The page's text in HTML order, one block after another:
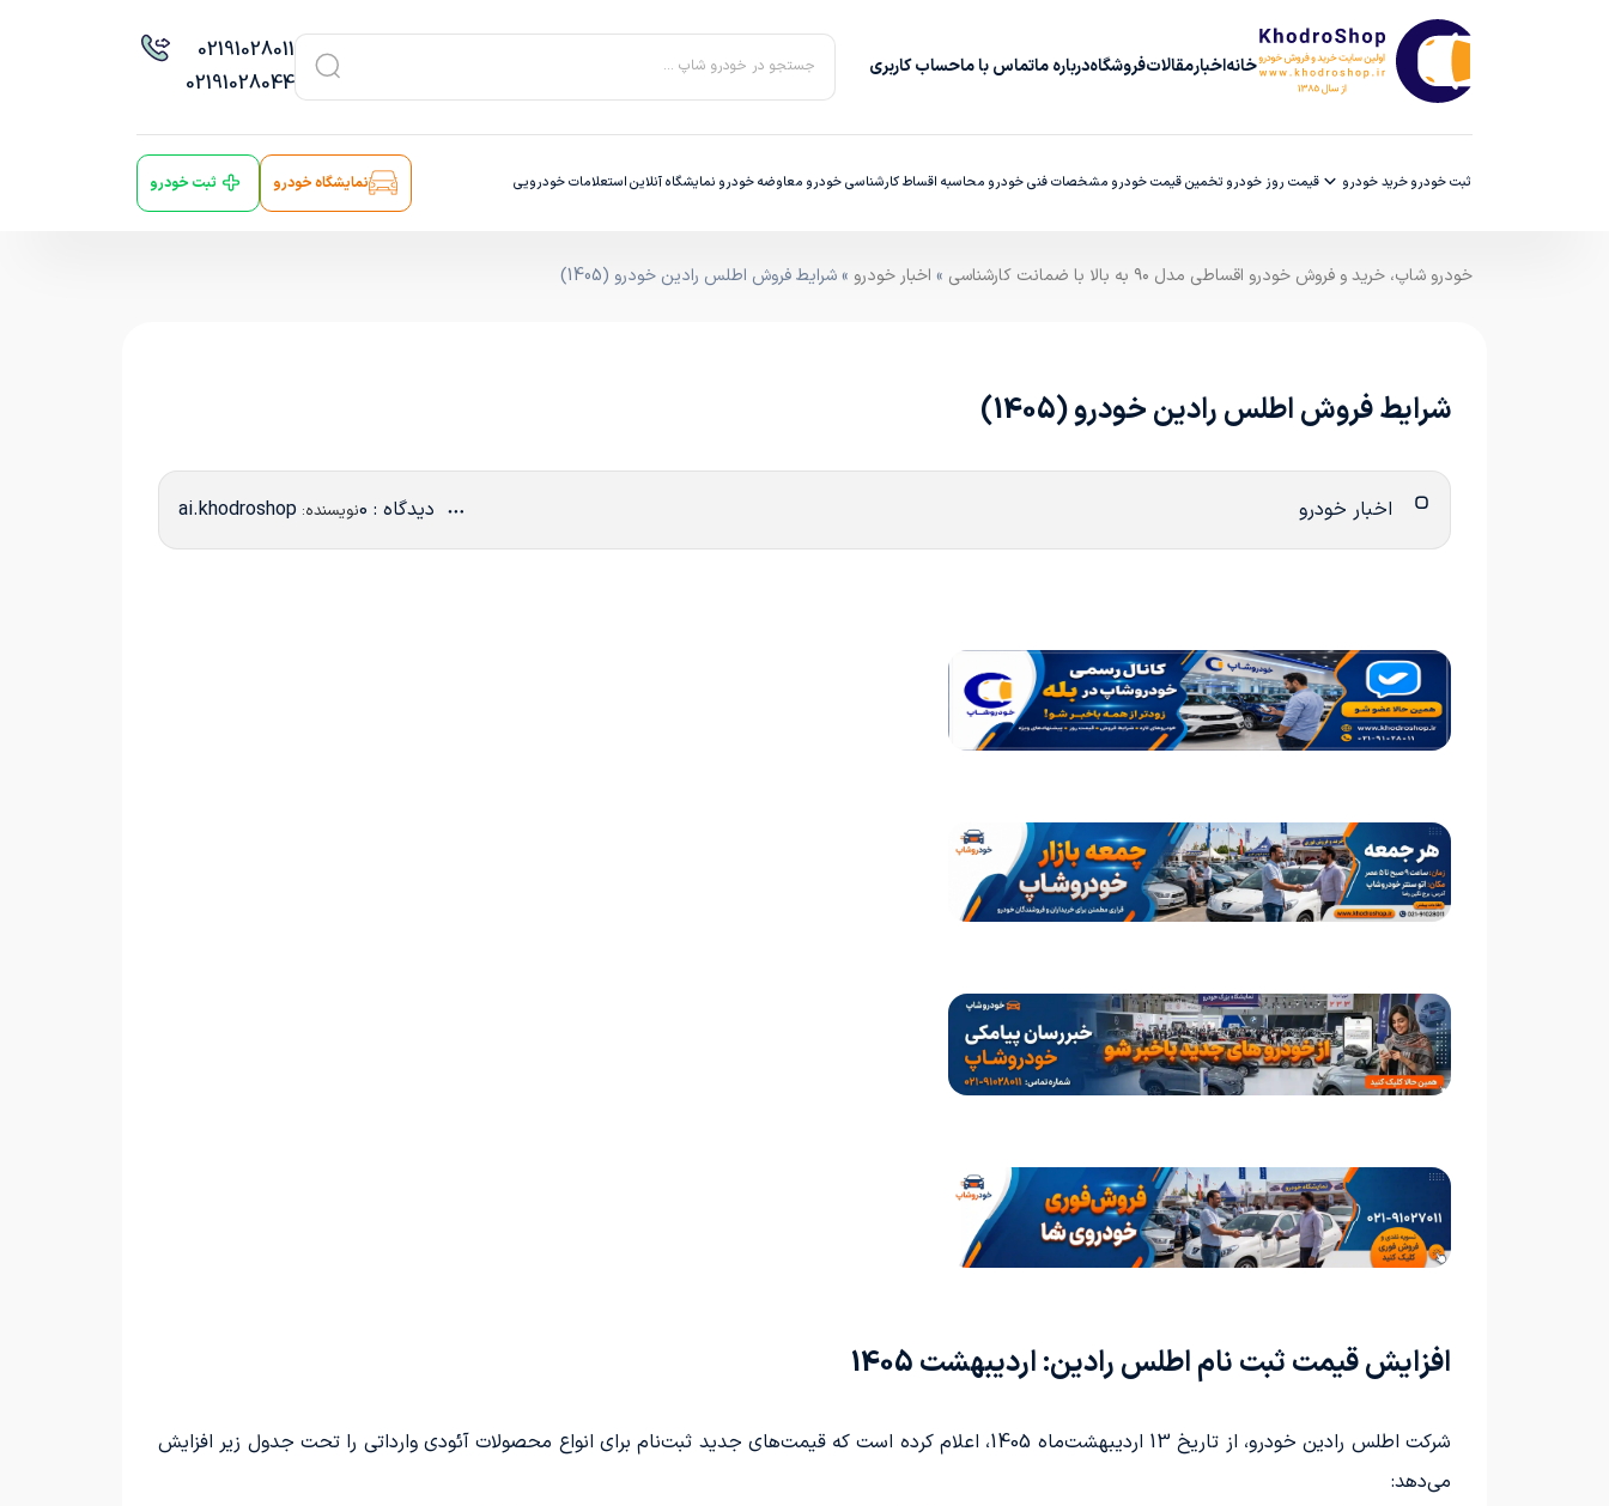
خانهاخبارمقالاتفروشگاهدرباره‌ ماتماس با ماحساب کاربری جستجو در خودرو شاپ ...
02191028011
02191028044
ثبت خودروخرید خودرو قیمت روز خودرو تخمین قیمت خودرو مشخصات فنی خودرو محاسبه اقساطکارشناسی خودرو معاوضه خودرو نمایشگاه آنلایناستعلامات خودرویی نمایشگاه خودرو ثبت خودرو
خودرو شاپ، خرید و فروش خودرو اقساطی مدل ۹۰ به بالا با ضمانت کارشناسی » اخبار خودرو » شرایط فروش اطلس رادین خودرو (1405)
شرایط فروش اطلس رادین خودرو (1405)
اخبار خودرو دیدگاه : 0 نویسنده: ai.khodroshop
افزایش قیمت ثبت نام اطلس رادین: اردیبهشت 1405
شرکت اطلس رادین خودرو، از تاریخ 13 اردیبهشت‌ماه 1405، اعلام کرده است که قیمت‌های جدید ثبت‌نام برای انواع محصولات آئودی وارداتی را تحت جدول زیر افزایش
می‌دهد: